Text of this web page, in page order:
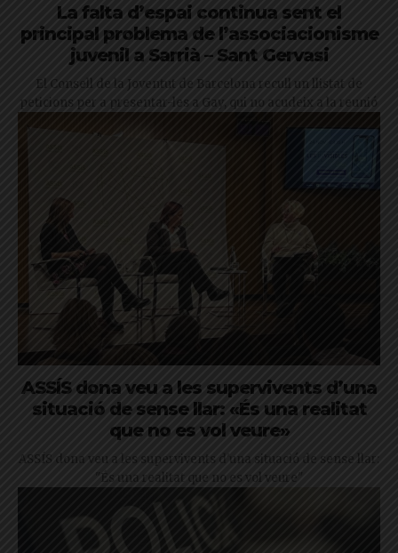
La falta d’espai continua sent el
principal problema de l’associacionisme
juvenil a Sarrià – Sant Gervasi
El Consell de la Joventut de Barcelona recull un llistat de
peticions per a presentar-les a Gay, qui no acudeix a la reunió
ASSÍS dona veu a les supervivents d’una
situació de sense llar: «És una realitat
que no es vol veure»
ASSÍS dona veu a les supervivents d'una situació de sense llar:
"És una realitat que no es vol veure"